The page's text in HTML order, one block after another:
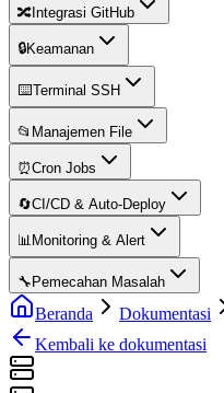
🔀 Integrasi GitHub
🔒Keamanan
⌨️Terminal SSH
📂 Manajemen File
⏰Cron Jobs
🔄CI/CD & Auto-Deploy
📊Monitoring & Alert
🔧 Pemecahan Masalah
Beranda Dokumentasi
Kembali ke dokumentasi